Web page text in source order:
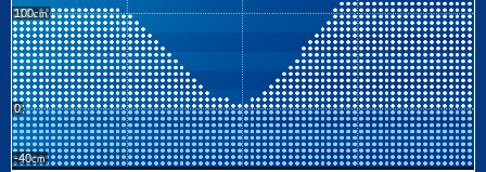
100
0
-40